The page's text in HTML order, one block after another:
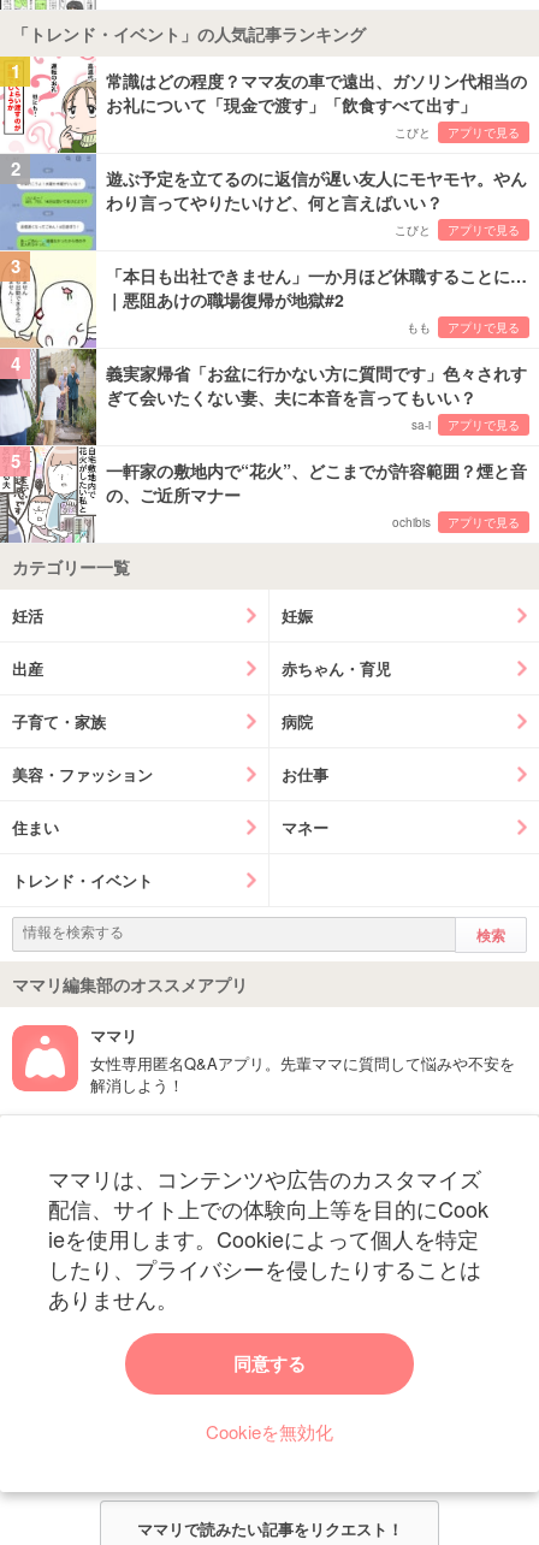
「トレンド・イベント」の人気記事ランキング
1
常識はどの程度？ママ友の車で遠出、ガソリン代相当の
お礼について「現金で渡す」「飲食すべて出す」
こびと アプリで見る
2
遊ぶ予定を立てるのに返信が遅い友人にモヤモヤ。やん
わり言ってやりたいけど、何と言えばいい？
こびと アプリで見る
3
「本日も出社できません」一か月ほど休職することに…
｜悪阻あけの職場復帰が地獄#2
もも アプリで見る
4
義実家帰省「お盆に行かない方に質問です」色々されす
ぎて会いたくない妻、夫に本音を言ってもいい？
sa-i アプリで見る
5
一軒家の敷地内で“花火”、どこまでが許容範囲？煙と音
の、ご近所マナー
ochibis アプリで見る
カテゴリー一覧
妊活 妊娠
出産 赤ちゃん・育児
子育て・家族 病院
美容・ファッション お仕事
住まい マネー
トレンド・イベント
ママリ編集部のオススメアプリ
ママリ
女性専用匿名Q&Aアプリ。先輩ママに質問して悩みや不安を
解消しよう！
ママリは、コンテンツや広告のカスタマイズ
配信、サイト上での体験向上等を目的にCook
ieを使用します。Cookieによって個人を特定
したり、プライバシーを侵したりすることは
ありません。
同意する
Cookieを無効化
妊娠〜子育て中のお役立ち情報を配信中
ママリからのお知らせ
ママリ編集部がみなさんのご意見をもとに記事を作成させていただきま
ママリで読みたい記事をリクエスト！